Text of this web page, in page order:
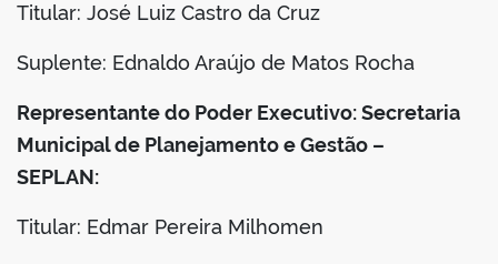
Titular: José Luiz Castro da Cruz
Suplente: Ednaldo Araújo de Matos Rocha
Representante do Poder Executivo: Secretaria
Municipal de Planejamento e Gestão –
SEPLAN:
Titular: Edmar Pereira Milhomen